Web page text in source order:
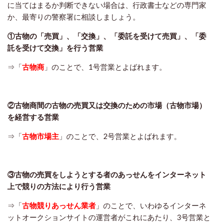
に当てはまるか判断できない場合は、行政書士などの専門家
か、最寄りの警察署に相談しましょう。
①古物の「売買」、「交換」、「委託を受けて売買」、「委
託を受けて交換」を行う営業
⇒「古物商 」のことで、1号営業とよばれます。
②古物商間の古物の売買又は交換のための市場（古物市場）
を経営する営業
⇒「古物市場主 」のことで、2号営業とよばれます。
③古物の売買をしようとする者のあっせんをインターネット
上で競りの方法により行う営業
⇒「古物競りあっせん業者 」のことで、いわゆるインターネ
ットオークションサイトの運営者がこれにあたり、3号営業と